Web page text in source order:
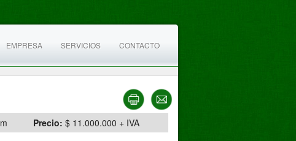
EMPRESA SERVICIOS CONTACTO
Precio: $ 11.000.000 + IVA